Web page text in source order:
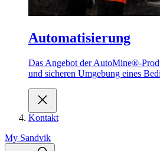
Automatisierung
Das Angebot der AutoMine®-
und sicheren Umgebung eines
Kontakt
My Sandvik